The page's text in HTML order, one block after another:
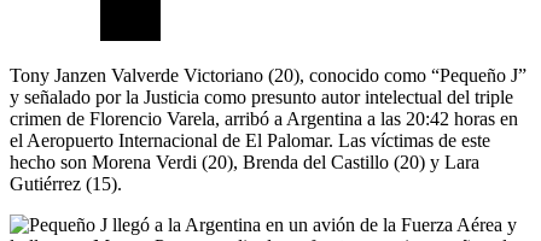
Tony Janzen Valverde Victoriano (20), conocido como “Pequeño J”
y señalado por la Justicia como presunto autor intelectual del triple
crimen de Florencio Varela, arribó a Argentina a las 20:42 horas en
el Aeropuerto Internacional de El Palomar. Las víctimas de este
hecho son Morena Verdi (20), Brenda del Castillo (20) y Lara
Gutiérrez (15).